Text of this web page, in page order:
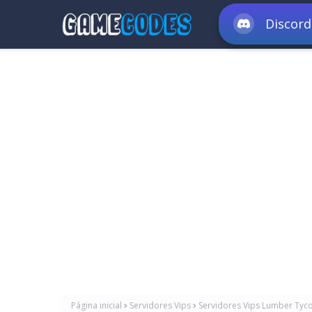
Página inicial Servidores Vips Servidores Vips Lumber